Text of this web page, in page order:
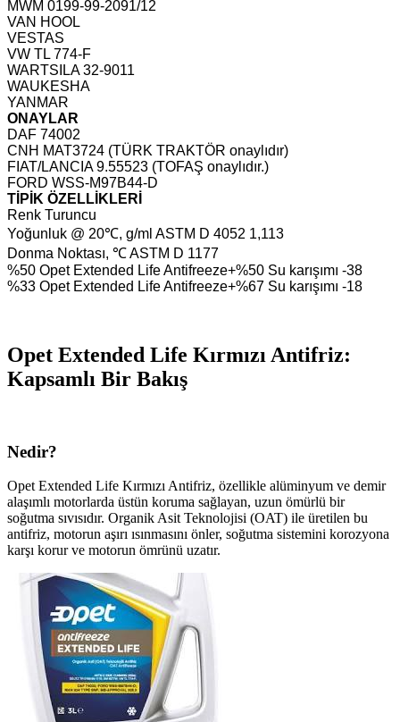
MWM 0199-99-2091/12
VAN HOOL
VESTAS
VW TL 774-F
WARTSILA 32-9011
WAUKESHA
YANMAR
ONAYLAR
DAF 74002
CNH MAT3724 (TÜRK TRAKTÖR onaylıdır)
FIAT/LANCIA 9.55523 (TOFAŞ onaylıdır.)
FORD WSS-M97B44-D
TİPİK ÖZELLİKLERİ
Renk Turuncu
Yoğunluk @ 20℃, g/ml ASTM D 4052 1,113
Donma Noktası, ℃ ASTM D 1177
%50 Opet Extended Life Antifreeze+%50 Su karışımı -38
%33 Opet Extended Life Antifreeze+%67 Su karışımı -18
Opet Extended Life Kırmızı Antifriz:
Kapsamlı Bir Bakış
Nedir?
Opet Extended Life Kırmızı Antifriz, özellikle alüminyum ve demir
alaşımlı motorlarda üstün koruma sağlayan, uzun ömürlü bir
soğutma sıvısıdır. Organik Asit Teknolojisi (OAT) ile üretilen bu
antifriz, motorun aşırı ısınmasını önler, soğutma sistemini korozyona
karşı korur ve motorun ömrünü uzatır.